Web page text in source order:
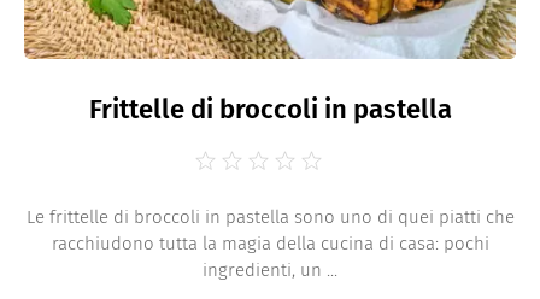
Frittelle di broccoli in pastella
Le frittelle di broccoli in pastella sono uno di quei piatti che
racchiudono tutta la magia della cucina di casa: pochi
ingredienti, un ...